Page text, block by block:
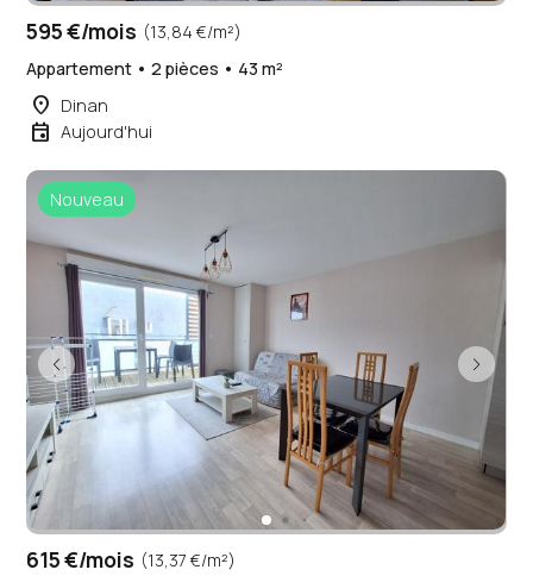
595 €/mois (13,84 €/m²)
Appartement • 2 pièces • 43 m²
place Dinan
event Aujourd'hui
Nouveau
615 €/mois (13,37 €/m²)